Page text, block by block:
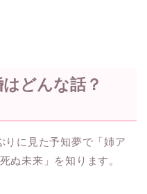
どんな話？
りに見た予知夢で「姉ア
ぬ未来」を知ります。